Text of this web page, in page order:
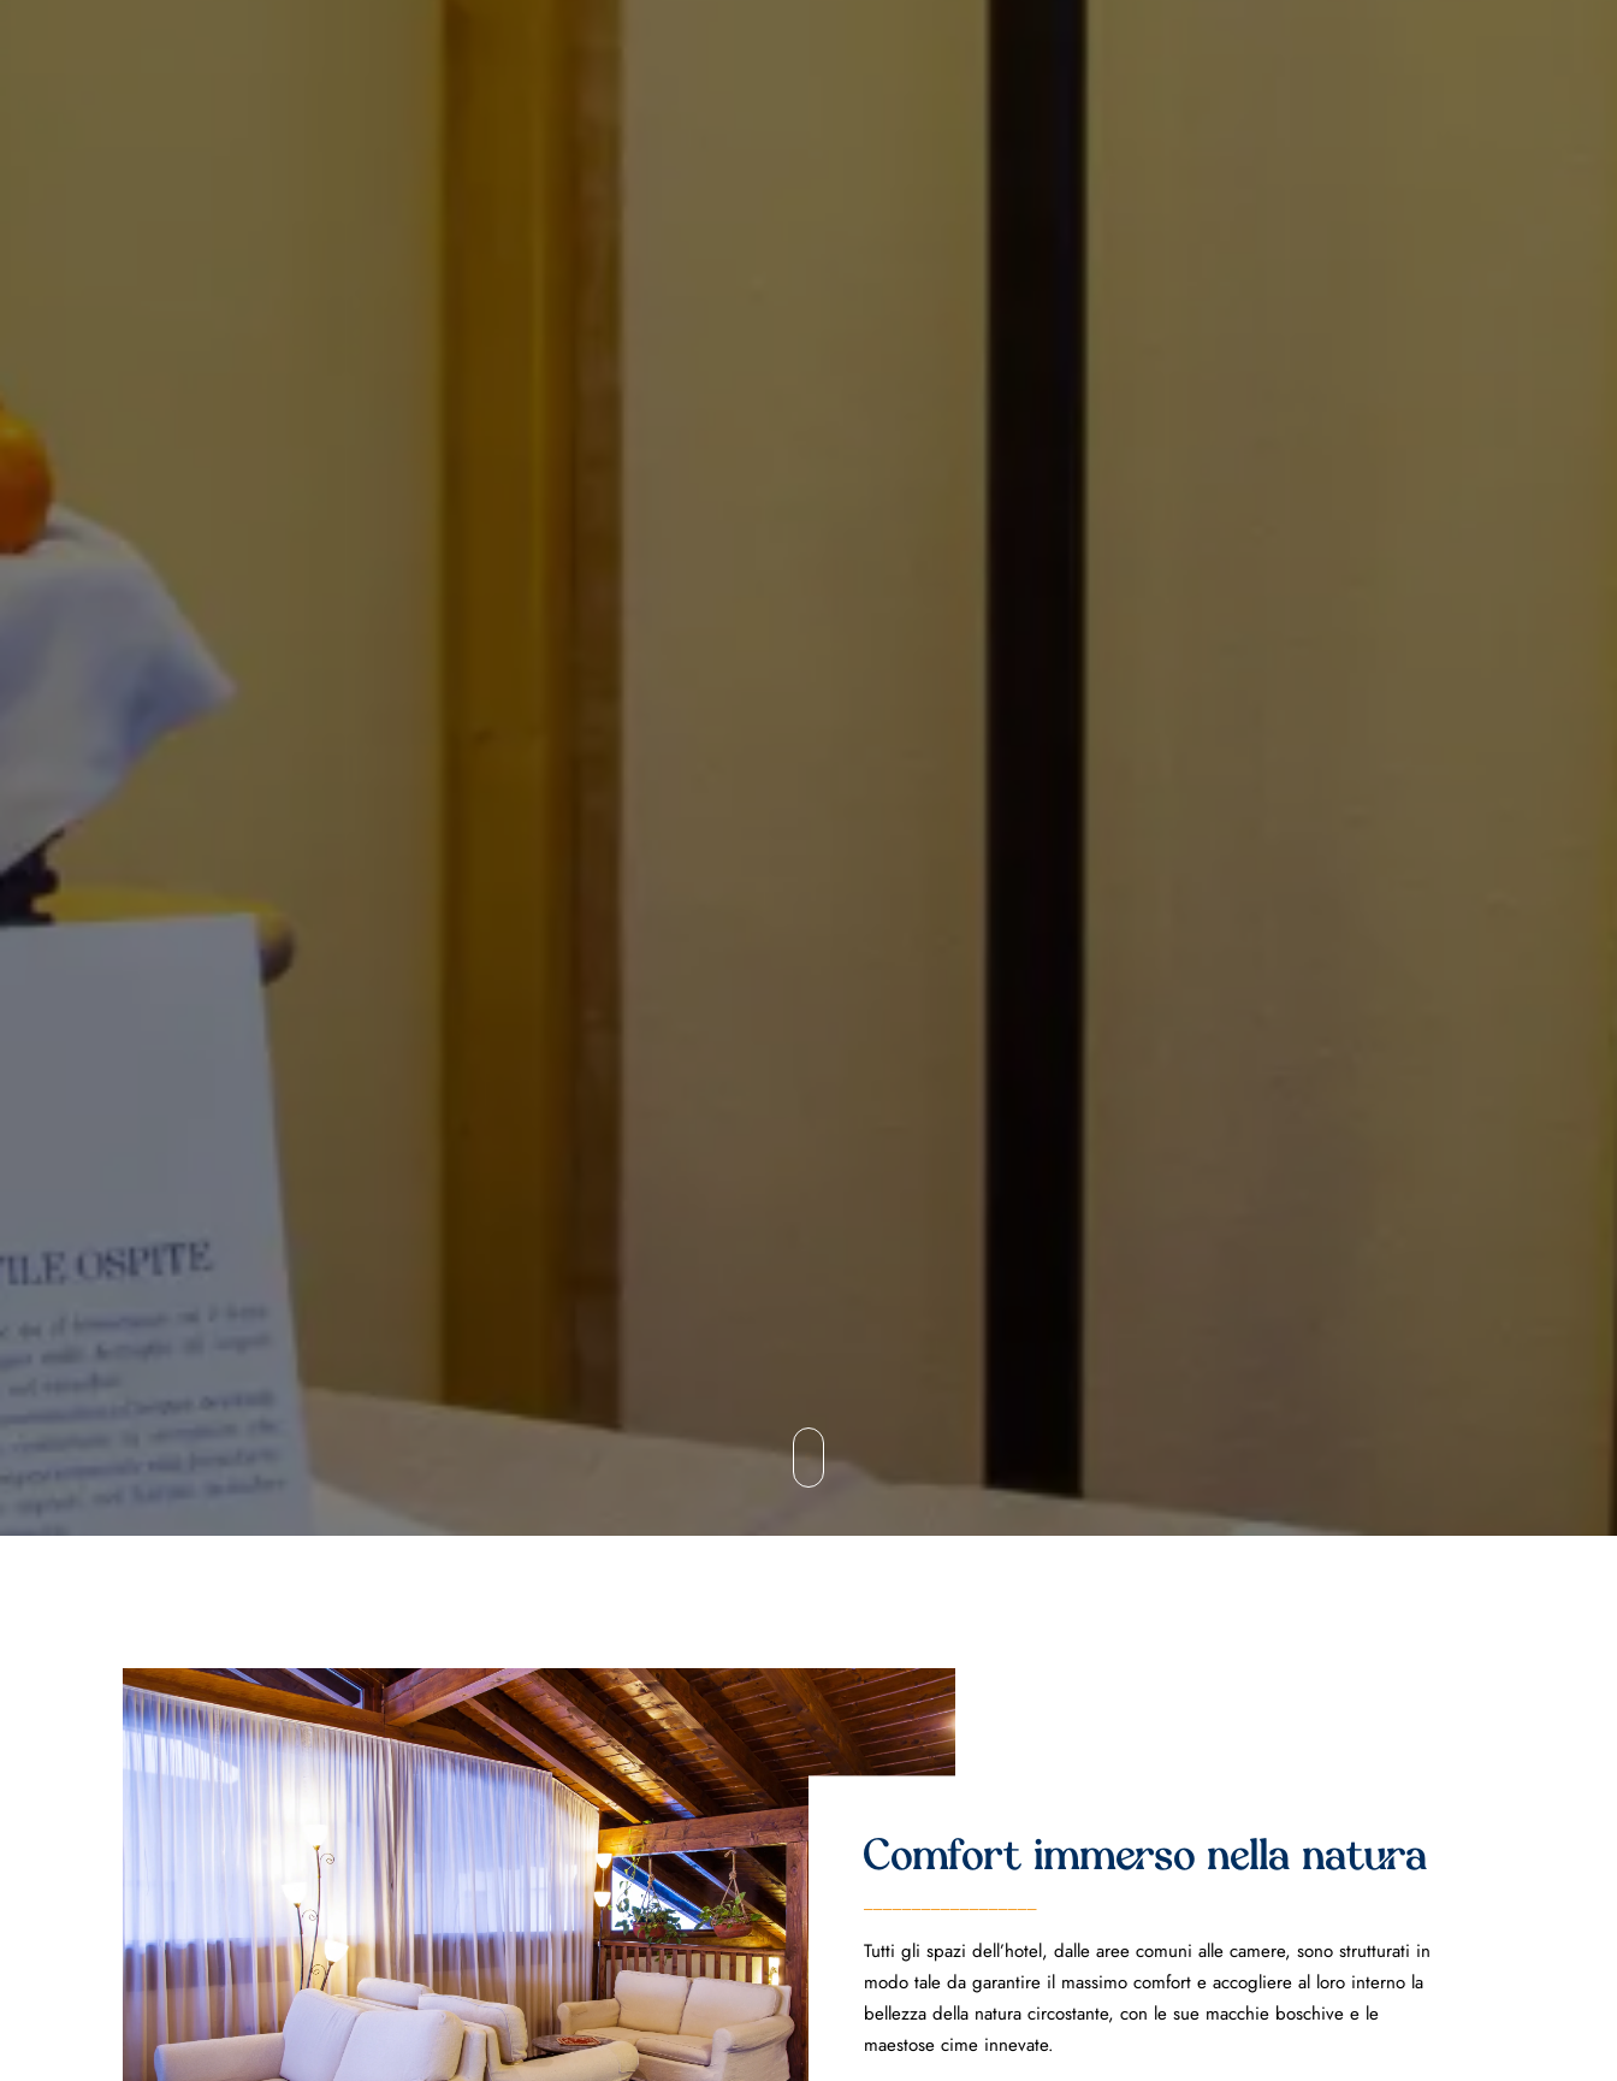
Comfort immerso nella natura
__________________
Tutti gli spazi dell’hotel, dalle aree comuni alle camere, sono strutturati in
modo tale da garantire il massimo comfort e accogliere al loro interno la
bellezza della natura circostante, con le sue macchie boschive e le
maestose cime innevate.